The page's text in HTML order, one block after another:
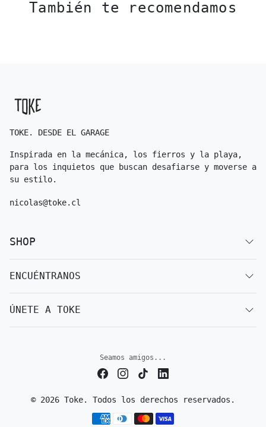
También te recomendamos
TOKE. DESDE EL GARAGE
Inspirada en la mecánica, los fierros y la playa,
para los inquietos que buscan desafiarse y moverse a
su estilo.
nicolas@toke.cl
SHOP
ENCUÉNTRANOS
ÚNETE A TOKE
Seamos amigos...
© 2026 Toke. Todos los derechos reservados.
Métodos de pago